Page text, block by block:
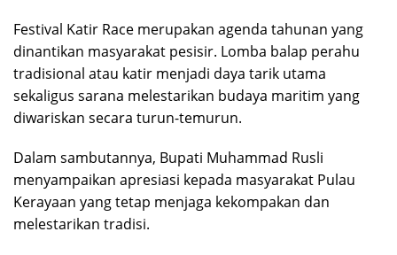
Festival Katir Race merupakan agenda tahunan yang
dinantikan masyarakat pesisir. Lomba balap perahu
tradisional atau katir menjadi daya tarik utama
sekaligus sarana melestarikan budaya maritim yang
diwariskan secara turun-temurun.
Dalam sambutannya, Bupati Muhammad Rusli
menyampaikan apresiasi kepada masyarakat Pulau
Kerayaan yang tetap menjaga kekompakan dan
melestarikan tradisi.